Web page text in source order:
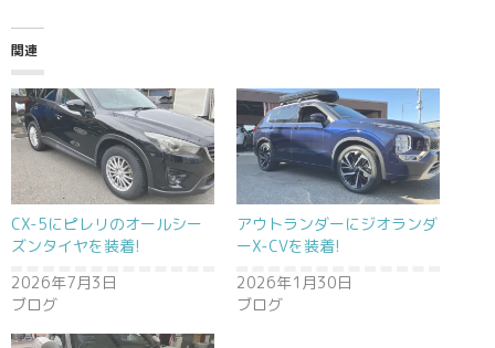
関連
CX-5にピレリのオールシー
ズンタイヤを装着!
2026年7月3日
ブログ
アウトランダーにジオランダ
ーX-CVを装着!
2026年1月30日
ブログ